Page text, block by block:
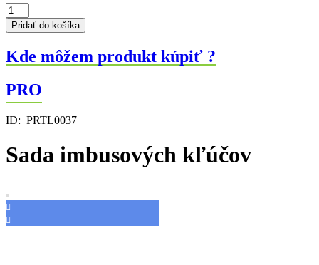
množstvo
Sada
imbusových
Pridať do košíka
Kde môžem produkt kúpiť ?
PRO
ID: PRTL0037
Sada imbusových kľúčov